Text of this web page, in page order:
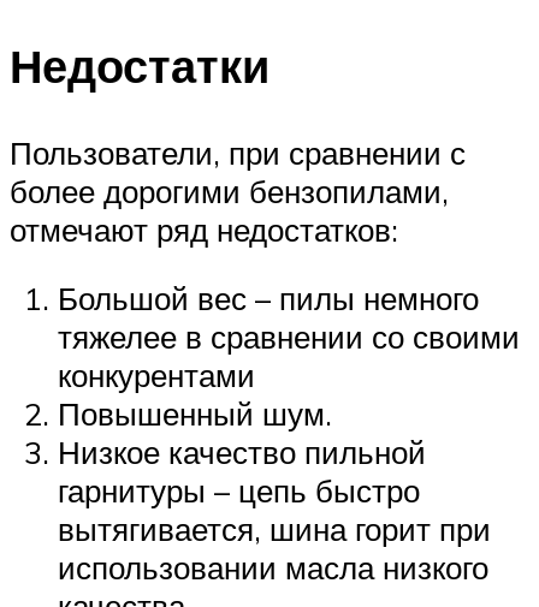
Недостатки
Пользователи, при сравнении с
более дорогими бензопилами,
отмечают ряд недостатков:
Большой вес – пилы немного
тяжелее в сравнении со своими
конкурентами
Повышенный шум.
Низкое качество пильной
гарнитуры – цепь быстро
вытягивается, шина горит при
использовании масла низкого